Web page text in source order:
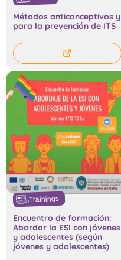
Métodos anticonceptivos y
para la prevención de ITS
Trainings
Encuentro de formación:
Abordar la ESI con jóvenes
y adolescentes (según
jóvenes y adolescentes)